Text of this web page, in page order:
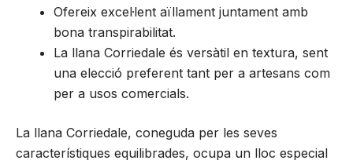
Ofereix excel·lent aïllament juntament amb
bona transpirabilitat.
La llana Corriedale és versàtil en textura, sent
una elecció preferent tant per a artesans com
per a usos comercials.
La llana Corriedale, coneguda per les seves
característiques equilibrades, ocupa un lloc especial